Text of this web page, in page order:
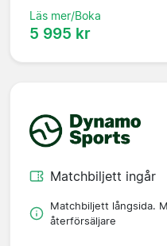
Läs mer/Boka
5 995 kr
Matchbiljett ingår
Matchbiljett långsida.
återförsäljare